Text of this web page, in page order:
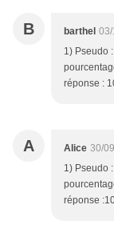
B barthel
1) Pseudo
réponse :
A Alice 30/
1) Pseudo
réponse